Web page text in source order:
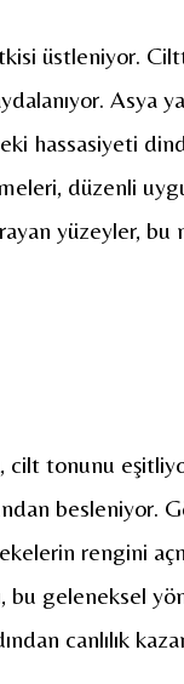
üstleniyor.
Asya
hassasiyeti
düzenli
yüzeyler,
, cilt tonunu
besleniyor.
rengini
bu geleneksel
canlılık